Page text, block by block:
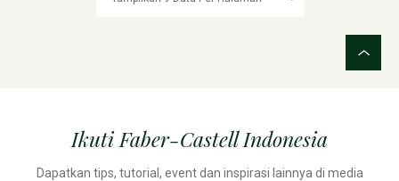
Ikuti Faber-Castell Indonesia
Dapatkan tips, tutorial, event dan inspirasi lainnya di media